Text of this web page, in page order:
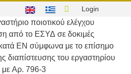
Login
ποιοτικού ελέγχου
από το ΕΣΥΔ σε δοκιμές
ΕΝ σύμφωνα με το επίσημο
διαπίστευσης του εργαστηρίου
με Αρ. 796-3